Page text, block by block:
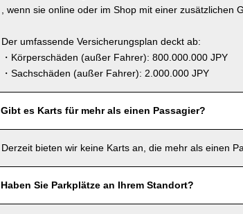
, wenn sie online oder im Shop mit einer zusätzlichen
Der umfassende Versicherungsplan deckt ab:
・Körperschäden (außer Fahrer): 800.000.000 JPY
・Sachschäden (außer Fahrer): 2.000.000 JPY
Gibt es Karts für mehr als einen Passagier?
Derzeit bieten wir keine Karts an, die mehr als einen
Haben Sie Parkplätze an Ihrem Standort?